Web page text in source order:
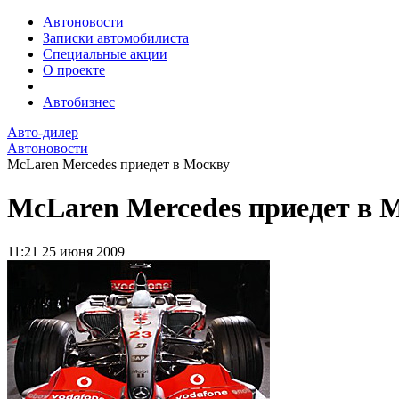
Автоновости
Записки автомобилиста
Специальные акции
О проекте
Автобизнес
Авто-дилер
Автоновости
McLaren Mercedes приедет в Москву
McLaren Mercedes приедет в
11:21 25 июня 2009